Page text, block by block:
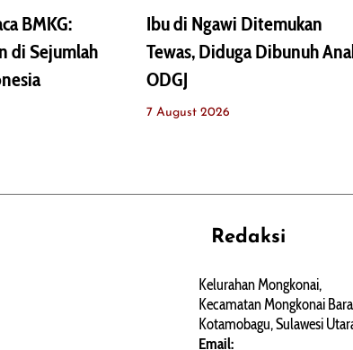
BMKG:
di Sejumlah
Ibu di Ngawi Ditemukan
Tewas, Diduga Dibunuh
ODGJ
7 August 2026
Redaksi
Kelurahan Mongkonai,
Kecamatan Mongkonai
Kotamobagu, Sulawesi
Email: